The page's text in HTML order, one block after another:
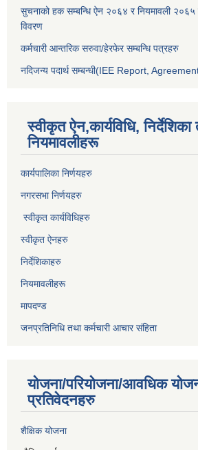
सुचनाको हक सम्बन्धि ऐन २०६४ र नियमावली २०६५
विवरण
कर्मचारी आन्तरिक सरुवा/हेरफेर सम्बन्धि पत्रहरु
नदिजन्य पदार्थ सम्बन्धी(IEE Report,
स्वीकृत ऐन,कार्यविधि, निर्देशिका
नियमावलीहरू
कार्यपालिका निर्णयहरु
नगरसभा निर्णयहरु
स्वीकृत कार्यविधिहरु
स्वीकृत ऐनहरु
निर्देशिकाहरु
नियमावलीहरू
मापदण्ड
जनप्रतिनिधि तथा कर्मचारी आचार संहिता
योजना/परियोजना/आवधिक
प्रतिवेदनहरु
शैक्षिक योजना